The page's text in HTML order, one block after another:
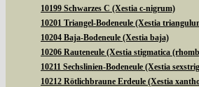
10199 Schwarzes C (Xestia c-nigrum)
10201 Triangel-Bodeneule (Xestia
10204 Baja-Bodeneule (Xestia baja)
10206 Rauteneule (Xestia stigmatica
10211 Sechslinien-Bodeneule (Xestia
10212 Rötlichbraune Erdeule (Xestia